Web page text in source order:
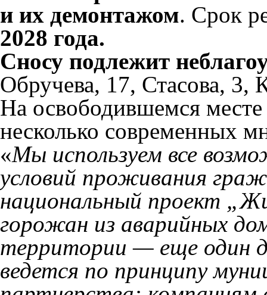
и их демонтажом. Срок
2028 года.
Сносу подлежит
Обручева, 17, Стасова, 3,
На освободившемся
несколько современных
«Мы используем все
условий проживания
национальный проект
горожан из аварийных
территории — еще один
ведется по принципу